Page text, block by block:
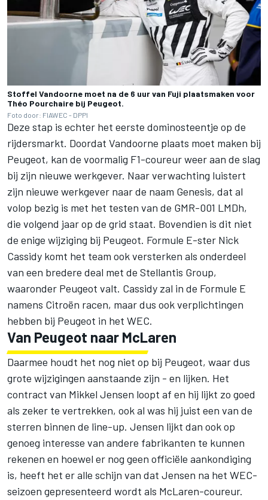
Stoffel Vandoorne moet na de 6 uur van Fuji plaatsmaken voor
Théo Pourchaire bij Peugeot.
Foto door: FIAWEC - DPPI
Deze stap is echter het eerste dominosteentje op de
rijdersmarkt. Doordat Vandoorne plaats moet maken bij
Peugeot, kan de voormalig F1-coureur weer aan de slag
bij zijn nieuwe werkgever. Naar verwachting luistert
zijn nieuwe werkgever naar de naam Genesis, dat al
volop bezig is met het testen van de GMR-001 LMDh,
die volgend jaar op de grid staat. Bovendien is dit niet
de enige wijziging bij Peugeot. Formule E-ster Nick
Cassidy komt het team ook versterken als onderdeel
van een bredere deal met de Stellantis Group,
waaronder Peugeot valt. Cassidy zal in de Formule E
namens Citroën racen, maar dus ook verplichtingen
hebben bij Peugeot in het WEC.
Van Peugeot naar McLaren
Daarmee houdt het nog niet op bij Peugeot, waar dus
grote wijzigingen aanstaande zijn - en lijken. Het
contract van Mikkel Jensen loopt af en hij lijkt zo goed
als zeker te vertrekken, ook al was hij juist een van de
sterren binnen de line-up. Jensen lijkt dan ook op
genoeg interesse van andere fabrikanten te kunnen
rekenen en hoewel er nog geen officiële aankondiging
is, heeft het er alle schijn van dat Jensen na het WEC-
seizoen gepresenteerd wordt als McLaren-coureur.